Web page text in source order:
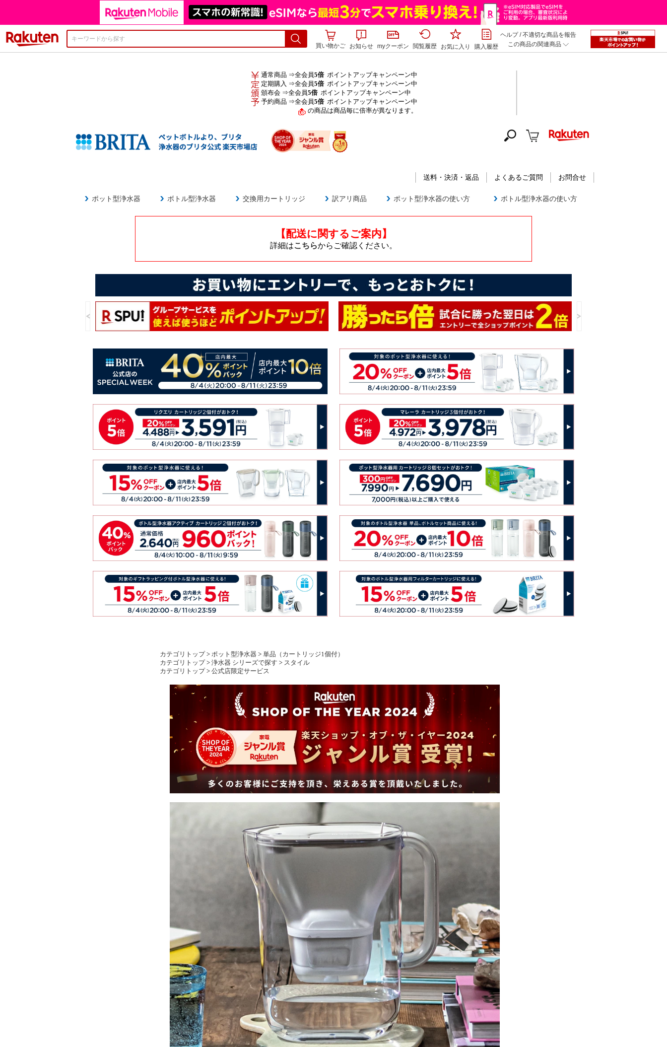
買い物かご
お知らせ myクーポン 閲覧履歴 お気に入り 購入履歴
ヘルプ/不適切な商品を報告
この商品の関連商品
通常商品 ⇒全会員5倍ポイントアップキャンペーン中
定期購入 ⇒全会員5倍ポイントアップキャンペーン中
頒布会 ⇒全会員5倍ポイントアップキャンペーン中
予約商品 ⇒全会員5倍ポイントアップキャンペーン中
の商品は商品毎に倍率が異なります。
送料・決済・返品 よくあるご質問 お問合せ
ポット型浄水器 ボトル型浄水器 交換用カートリッジ 訳アリ商品 ポット型浄水器の使い方 ボトル型浄水器の使い方
【配送に関するご案内】
詳細はこちらからご確認ください。
カテゴリトップ > ポット型浄水器 > 単品（カートリッジ1個付）
カテゴリトップ > 浄水器 シリーズで探す > スタイル
カテゴリトップ > 公式店限定サービス